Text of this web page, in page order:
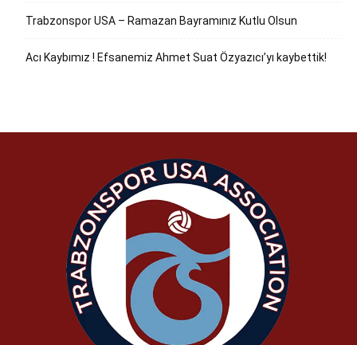
Trabzonspor USA – Ramazan Bayramınız Kutlu Olsun
Acı Kaybımız ! Efsanemiz Ahmet Suat Özyazıcı’yı kaybettik!